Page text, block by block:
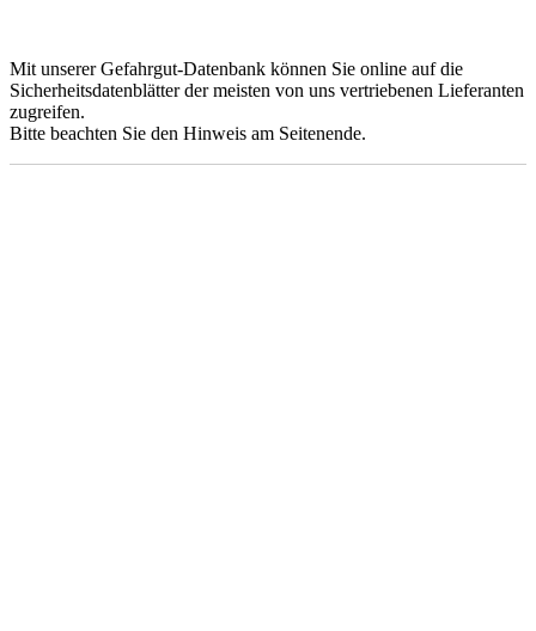
Mit unserer Gefahrgut-Datenbank können Sie online auf die
Sicherheitsdatenblätter der meisten von uns vertriebenen Lieferanten
zugreifen.
Bitte beachten Sie den Hinweis am Seitenende.